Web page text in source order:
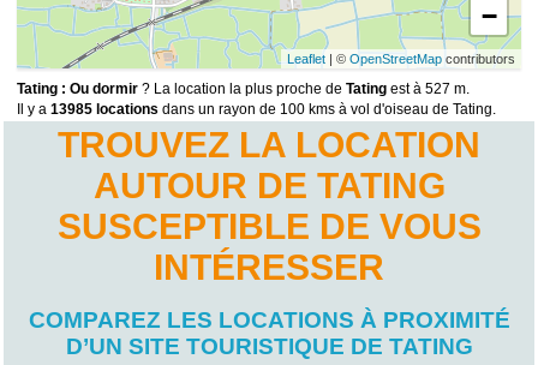
−
Leaflet| © OpenStreetMapcontributors
Tating : Ou dormir ? La location la plus proche deTating est à 527 m.
Il y a13985 locations dans un rayon de 100 kms à vol d'oiseau de Tating.
TROUVEZ LA LOCATION
AUTOUR DE TATING
SUSCEPTIBLE DE VOUS
INTÉRESSER
COMPAREZ LES LOCATIONS À PROXIMITÉ
D’UN SITE TOURISTIQUE DE TATING